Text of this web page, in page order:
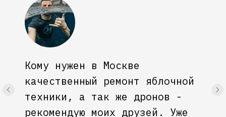
Кому нужен в Москве
качественный ремонт яблочной
техники, а так же дронов -
рекомендую моих друзей. Уже